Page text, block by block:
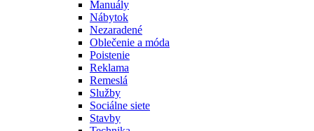
Manuály
Nábytok
Nezaradené
Oblečenie a móda
Poistenie
Reklama
Remeslá
Služby
Sociálne siete
Stavby